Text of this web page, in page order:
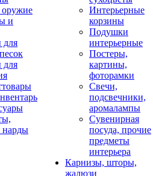
и
для
для
Интерьерные
корзины
Подушки
интерьерные
Постеры,
картины,
фоторамки
Свечи,
подсвечники,
аромалампы
Сувенирная
посуда, прочие
предметы
интерьера
Карнизы, шторы,
жалюзи